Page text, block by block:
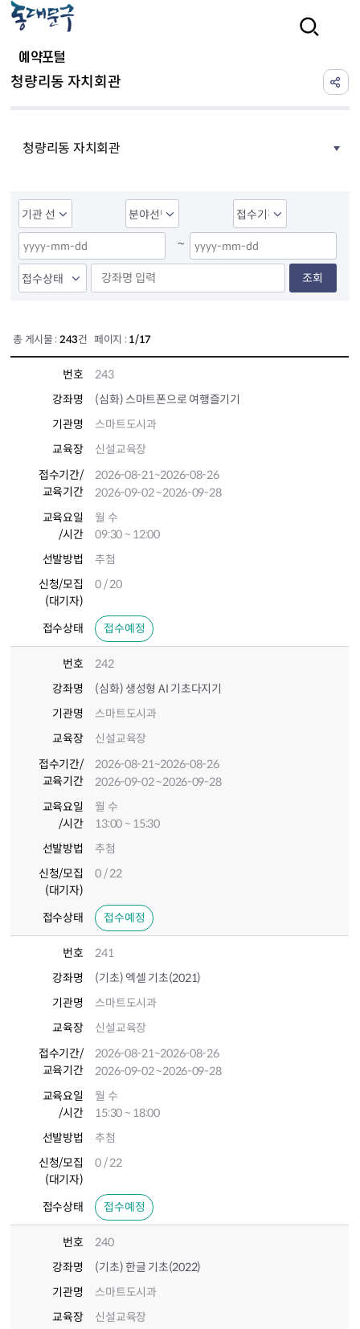
예약포털
청량리동 자치회관
청량리동 자치회관
~
조회
총 게시물 : 243건 페이지 : 1/17
번호
243
강좌명
(심화) 스마트폰으로 여행즐기기
기관명
스마트도시과
교육장
신설교육장
접수기간/
교육기간
2026-08-21~2026-08-26
2026-09-02~2026-09-28
교육요일
/시간
월 수
09:30 ~ 12:00
선발방법
추첨
신청/모집
(대기자)
0 / 20
접수상태 접수예정
번호
242
강좌명
(심화) 생성형 AI 기초다지기
기관명
스마트도시과
교육장
신설교육장
접수기간/
교육기간
2026-08-21~2026-08-26
2026-09-02~2026-09-28
교육요일
/시간
월 수
13:00 ~ 15:30
선발방법
추첨
신청/모집
(대기자)
0 / 22
접수상태 접수예정
번호
241
강좌명
(기초) 엑셀 기초(2021)
기관명
스마트도시과
교육장
신설교육장
접수기간/
교육기간
2026-08-21~2026-08-26
2026-09-02~2026-09-28
교육요일
/시간
월 수
15:30 ~ 18:00
선발방법
추첨
신청/모집
(대기자)
0 / 22
접수상태 접수예정
번호
240
강좌명
(기초) 한글 기초(2022)
기관명
스마트도시과
교육장
신설교육장